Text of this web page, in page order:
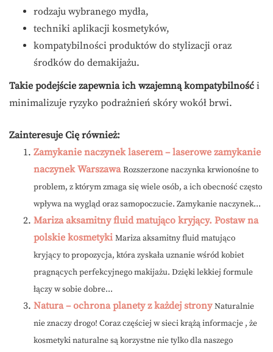
rodzaju wybranego mydła,
techniki aplikacji kosmetyków,
kompatybilności produktów do stylizacji oraz
środków do demakijażu.
Takie podejście zapewnia ich wzajemną kompatybilność i
minimalizuje ryzyko podrażnień skóry wokół brwi.
Zainteresuje Cię również:
Zamykanie naczynek laserem – laserowe zamykanie
naczynek Warszawa Rozszerzone naczynka krwionośne to
problem, z którym zmaga się wiele osób, a ich obecność często
wpływa na wygląd oraz samopoczucie. Zamykanie naczynek...
Mariza aksamitny fluid matująco kryjący. Postaw na
polskie kosmetyki Mariza aksamitny fluid matująco
kryjący to propozycja, która zyskała uznanie wśród kobiet
pragnących perfekcyjnego makijażu. Dzięki lekkiej formule
łączy w sobie dobre...
Natura – ochrona planety z każdej strony Naturalnie
nie znaczy drogo! Coraz częściej w sieci krążą informacje , że
kosmetyki naturalne są korzystne nie tylko dla naszego